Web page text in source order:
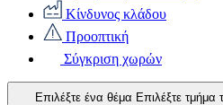
Κίνδυνος κλάδου
Προοπτική
Σύγκριση χωρών
Επιλέξτε ένα θέμα Επιλέξτε τμήμα